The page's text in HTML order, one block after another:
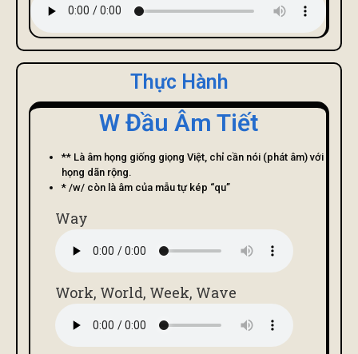
Thực Hành
W Đầu Âm Tiết
** Là âm họng giống giọng Việt, chỉ cần nói (phát âm) với
họng dãn rộng.
* /w/ còn là âm của mẫu tự kép “qu”
Way
Work, World, Week, Wave